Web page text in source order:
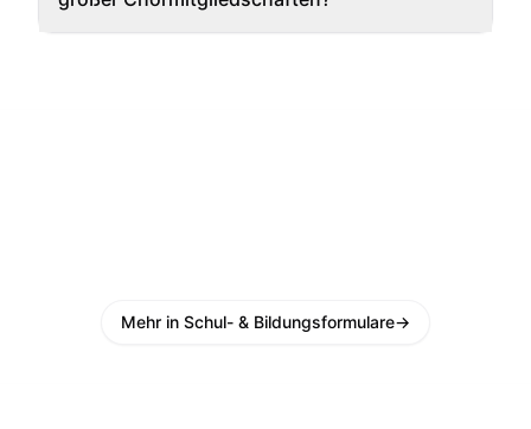
Mehr in Schul- & Bildungsformulare→